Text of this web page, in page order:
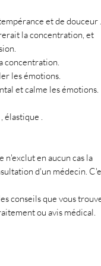
et de douceur .
la concentration, et
concentration.
les émotions.
et calme les émotions.
élastique .
en aucun cas la
d'un médecin.
conseils que vous
ou avis médical.